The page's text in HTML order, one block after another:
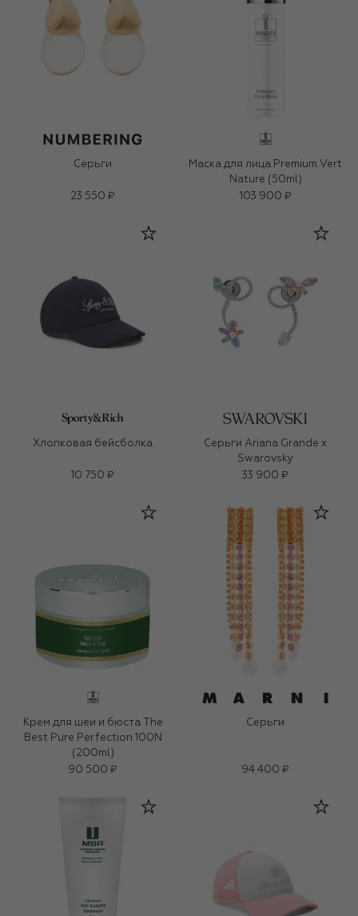
Серьги
23 550 ₽
Маска для лица Premium Vert
Nature (50ml)
103 900 ₽
Хлопковая бейсболка
10 750 ₽
Серьги Ariana Grande x
Swarovsky
33 900 ₽
Крем для шеи и бюста The
Best Pure Perfection 100N
(200ml)
90 500 ₽
Серьги
94 400 ₽